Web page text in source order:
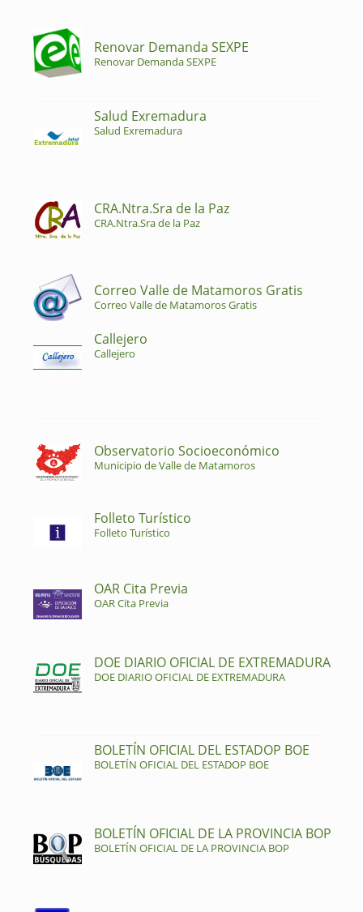
Renovar Demanda SEXPE
Renovar Demanda SEXPE
Salud Exremadura
Salud Exremadura
CRA.Ntra.Sra de la Paz
CRA.Ntra.Sra de la Paz
Correo Valle de Matamoros Gratis
Correo Valle de Matamoros Gratis
Callejero
Callejero
Observatorio Socioeconómico
Municipio de Valle de Matamoros
Folleto Turístico
Folleto Turístico
OAR Cita Previa
OAR Cita Previa
DOE DIARIO OFICIAL DE EXTREMADURA
DOE DIARIO OFICIAL DE EXTREMADURA
BOLETÍN OFICIAL DEL ESTADOP BOE
BOLETÍN OFICIAL DEL ESTADOP BOE
BOLETÍN OFICIAL DE LA PROVINCIA BOP
BOLETÍN OFICIAL DE LA PROVINCIA BOP